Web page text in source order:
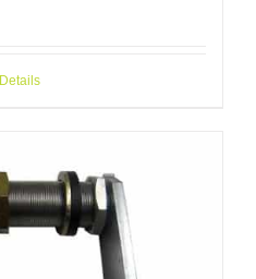
Details